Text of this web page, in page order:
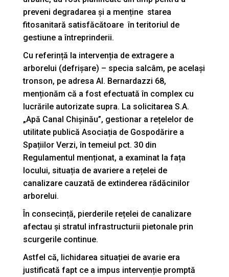
preveni degradarea și a menține starea
fitosanitară satisfăcătoare în teritoriul de
gestiune a întreprinderii.
Cu referință la intervenția de extragere a
arborelui (defrișare) – specia salcâm, pe același
tronson, pe adresa Al. Bernardazzi 68,
menționăm că a fost efectuată în complex cu
lucrările autorizate supra. La solicitarea S.A.
„Apă Canal Chișinău”, gestionar a rețelelor de
utilitate publică Asociația de Gospodărire a
Spațiilor Verzi, în temeiul pct. 30 din
Regulamentul menționat, a examinat la fața
locului, situația de avariere a rețelei de
canalizare cauzată de extinderea rădăcinilor
arborelui.
În consecință, pierderile rețelei de canalizare
afectau și stratul infrastructurii pietonale prin
scurgerile continue.
Astfel că, lichidarea situației de avarie era
justificată fapt ce a impus intervenție promptă